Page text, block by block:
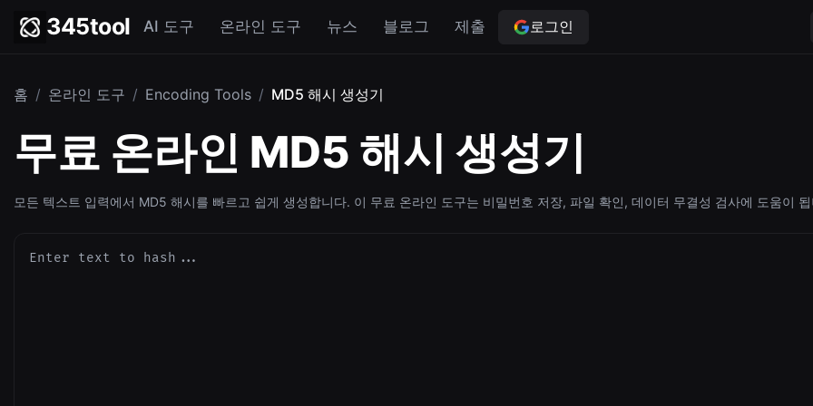
345tool AI 도구 온라인 도구 뉴스 블로그 제출 로그인
홈 / 온라인 도구 / Encoding Tools / MD5 해시 생성기
무료 온라인 MD5 해시 생성기
모든 텍스트 입력에서 MD5 해시를 빠르고 쉽게 생성합니다. 이 무료 온라인 도구는 비밀번호 저장, 파일 확인, 데이터 무결성 검사에 도움이